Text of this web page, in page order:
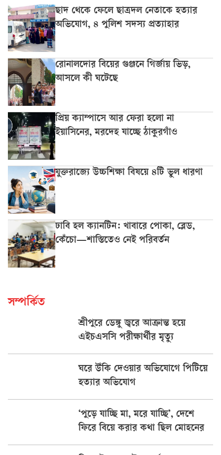
ছাদ থেকে ফেলে ছাত্রদল নেতাকে হত্যার
অভিযোগ, ৪ পুলিশ সদস্য প্রত্যাহার
রোনালদোর বিয়ের গুঞ্জনে গির্জায় ভিড়,
আসলে কী ঘটেছে
প্রিয় ক্যাম্পাসে আর ফেরা হলো না
ইয়াসিনের, মরদেহ যাচ্ছে ঠাকুরগাঁও
যুক্তরাজ্যে উচ্চশিক্ষা বিষয়ে ৪টি ভুল ধারণা
ঢাবি হল ক্যানটিন: খাবারে পোকা, ব্লেড,
কেঁচো—শাস্তিতেও নেই পরিবর্তন
সম্পর্কিত
শ্রীপুরে ডেঙ্গু জ্বরে আক্রান্ত হয়ে
এইচএসসি পরীক্ষার্থীর মৃত্যু
ঘরে উঁকি দেওয়ার অভিযোগে পিটিয়ে
হত্যার অভিযোগ
‘পুড়ে যাচ্ছি মা, মরে যাচ্ছি’, দেশে
ফিরে বিয়ে করার কথা ছিল মোহনের